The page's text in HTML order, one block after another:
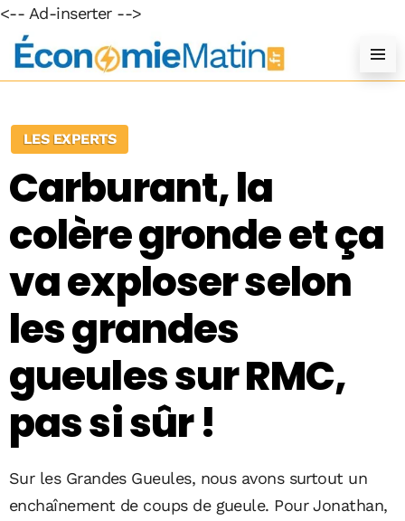
<-- Ad-inserter -->
LES EXPERTS
Carburant, la
colère gronde et ça
va exploser selon
les grandes
gueules sur RMC,
pas si sûr !
Sur les Grandes Gueules, nous avons surtout un
enchaînement de coups de gueule. Pour Jonathan,